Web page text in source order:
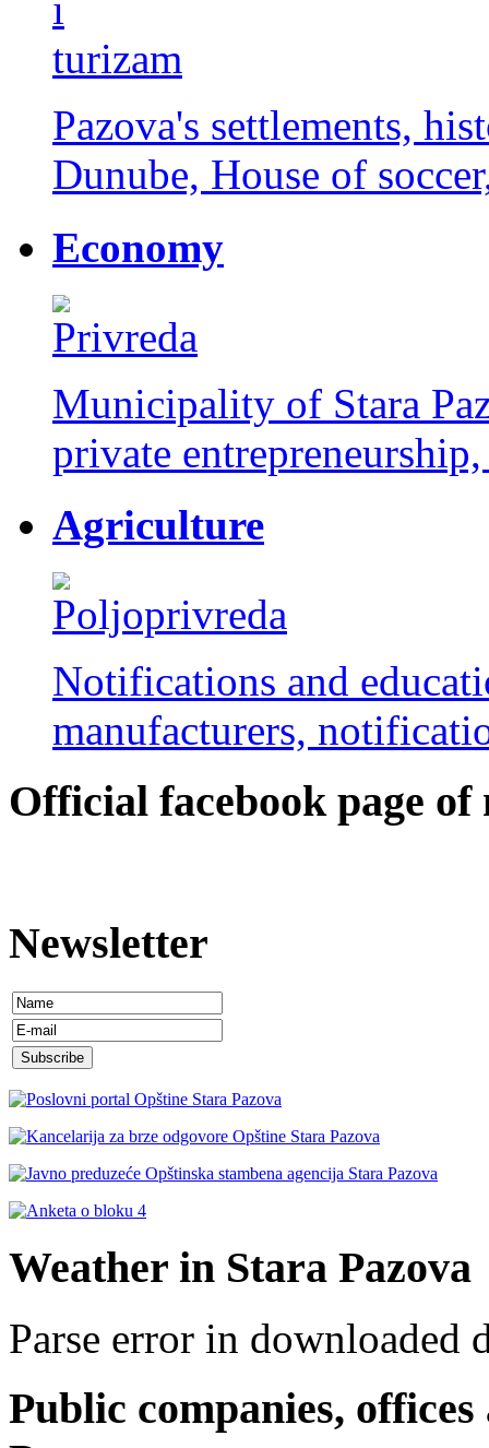
Pazova's settlements,
Dunube, House of
Economy
Municipality of Stara
private
Agriculture
Notifications and
manufacturers,
Оfficial facebook page
Newsletter
Weather in Stara Pazova
Parse error in downloaded
Public companies,